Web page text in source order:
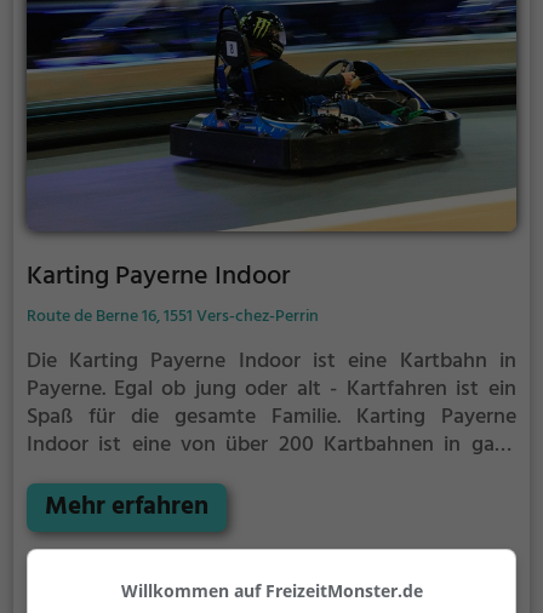
Karting Payerne Indoor
Route de Berne 16, 1551 Vers-chez-Perrin
Die Karting Payerne Indoor ist eine Kartbahn in
Payerne. Egal ob jung oder alt - Kartfahren ist ein
Spaß für die gesamte Familie. Karting Payerne
Indoor ist eine von über 200 Kartbahnen in ganz
Rennfahrer wenn du mit deinem Kart um die Kurven
rauschst.
Mehr erfahren
Willkommen auf FreizeitMonster.de